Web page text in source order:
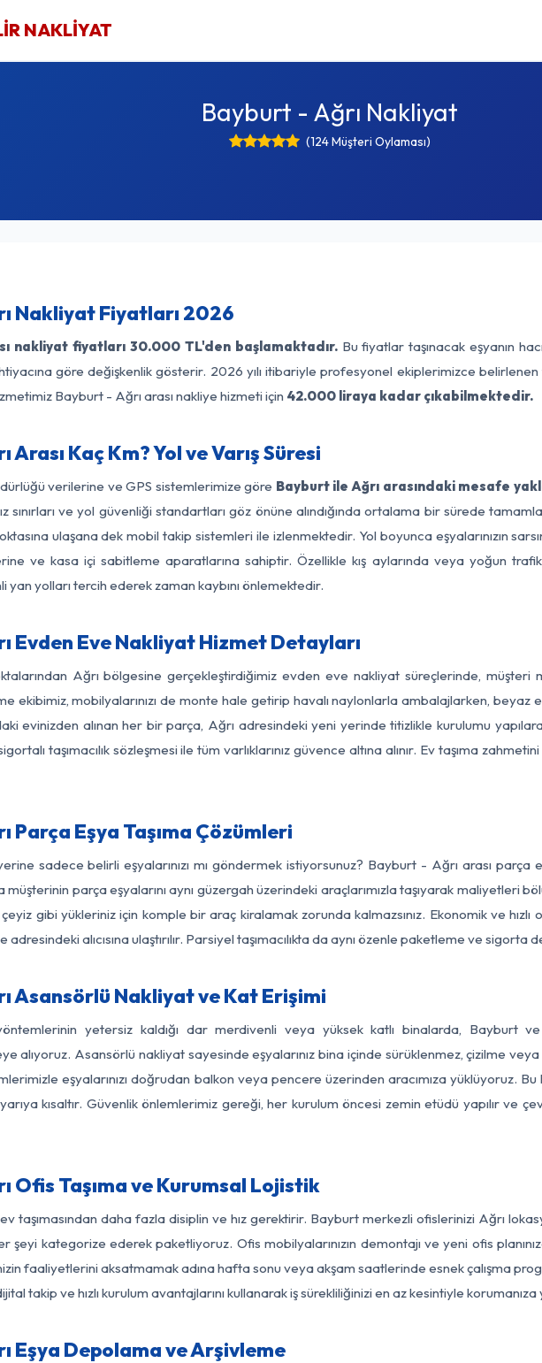
NAKLİYAT
Bayburt - Ağrı Nakliyat
(124 Müşteri Oylaması)
Nakliyat Fiyatları 2026
nakliyat fiyatları 30.000 TL'den başlamaktadır.Bu fiyatlar taşınacak eşyanın
göre değişkenlik gösterir. 2026 yılı itibariyle profesyonel ekiplerimizce
Bayburt - Ağrı arası nakliye hizmeti için 42.000 liraya kadar çıkabilmektedir.
Arası Kaç Km? Yol ve Varış Süresi
verilerine ve GPS sistemlerimize göre Bayburt ile Ağrı arasındaki mesafe
sınırları ve yol güvenliği standartları göz önüne alındığında ortalama bir sürede
ulaşana dek mobil takip sistemleri ile izlenmektedir. Yol boyunca eşyalarınızın
ve kasa içi sabitleme aparatlarına sahiptir. Özellikle kış aylarında veya yoğun
yan yolları tercih ederek zaman kaybını önlemektedir.
Evden Eve Nakliyat Hizmet Detayları
Ağrı bölgesine gerçekleştirdiğimiz evden eve nakliyat süreçlerinde,
ekibimiz, mobilyalarınızı de monte hale getirip havalı naylonlarla ambalajlarken, beyaz
evinizden alınan her bir parça, Ağrı adresindeki yeni yerinde titizlikle kurulumu
taşımacılık sözleşmesi ile tüm varlıklarınız güvence altına alınır. Ev taşıma
Parça Eşya Taşıma Çözümleri
sadece belirli eşyalarınızı mı göndermek istiyorsunuz? Bayburt - Ağrı arası parça
parça eşyalarını aynı güzergah üzerindeki araçlarımızla taşıyarak maliyetleri
gibi yükleriniz için komple bir araç kiralamak zorunda kalmazsınız. Ekonomik ve hızlı
adresindeki alıcısına ulaştırılır. Parsiyel taşımacılıkta da aynı özenle paketleme ve sigorta
Asansörlü Nakliyat ve Kat Erişimi
yetersiz kaldığı dar merdivenli veya yüksek katlı binalarda, Bayburt
alıyoruz. Asansörlü nakliyat sayesinde eşyalarınız bina içinde sürüklenmez, çizilme
eşyalarınızı doğrudan balkon veya pencere üzerinden aracımıza yüklüyoruz.
yarıya kısaltır. Güvenlik önlemlerimiz gereği, her kurulum öncesi zemin etüdü yapılır ve
Ofis Taşıma ve Kurumsal Lojistik
ev taşımasından daha fazla disiplin ve hız gerektirir. Bayburt merkezli ofislerinizi Ağrı
şeyi kategorize ederek paketliyoruz. Ofis mobilyalarınızın demontajı ve yeni ofis
faaliyetlerini aksatmamak adına hafta sonu veya akşam saatlerinde esnek çalışma
takip ve hızlı kurulum avantajlarını kullanarak iş sürekliliğinizi en az kesintiyle korumanıza
Eşya Depolama ve Arşivleme